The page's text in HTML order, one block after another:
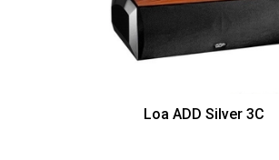
Loa ADD Silver 3C